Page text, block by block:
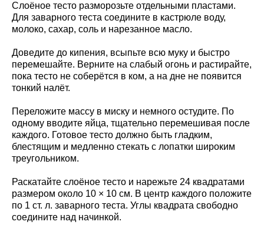
Слоёное тесто разморозьте отдельными пластами.
Для заварного теста соедините в кастрюле воду,
молоко, сахар, соль и нарезанное масло.
Доведите до кипения, всыпьте всю муку и быстро
перемешайте. Верните на слабый огонь и растирайте,
пока тесто не соберётся в ком, а на дне не появится
тонкий налёт.
Переложите массу в миску и немного остудите. По
одному вводите яйца, тщательно перемешивая после
каждого. Готовое тесто должно быть гладким,
блестящим и медленно стекать с лопатки широким
треугольником.
Раскатайте слоёное тесто и нарежьте 24 квадратами
размером около 10 × 10 см. В центр каждого положите
по 1 ст. л. заварного теста. Углы квадрата свободно
соедините над начинкой.